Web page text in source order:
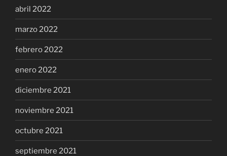
abril 2022
marzo 2022
febrero 2022
enero 2022
diciembre 2021
noviembre 2021
octubre 2021
septiembre 2021